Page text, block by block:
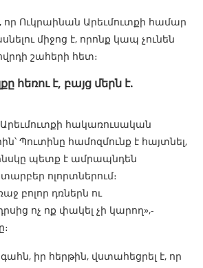
որ Ուկրաինան Արեւմուտքի համար
միջոց է, որոնք կապ չունեն
շահերի հետ։
հեռու է, բայց մերն է.
հակառուսական
Պուտինը համոզմունք է հայտնել,
պետք է ամրապնդեն
ոլորտներում։
բոլոր դռներն ու
ոչ ոք փակել չի կարող»,-
իր հերթին, վստահեցրել է, որ